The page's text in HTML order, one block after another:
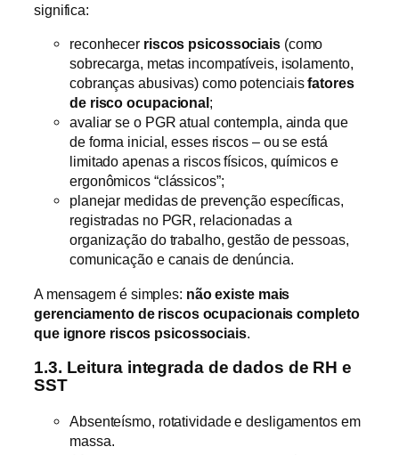
significa:
reconhecer riscos psicossociais(como
sobrecarga, metas incompatíveis, isolamento,
cobranças abusivas) como potenciaisfatores
de risco ocupacional ;
avaliar se o PGR atual contempla, ainda que
de forma inicial, esses riscos – ou se está
limitado apenas a riscos físicos, químicos e
ergonômicos “clássicos”;
planejar medidas de prevenção específicas,
registradas no PGR, relacionadas a
organização do trabalho, gestão de pessoas,
comunicação e canais de denúncia.
A mensagem é simples: não existe mais
gerenciamento de riscos ocupacionais completo
que ignore riscos psicossociais.
1.3. Leitura integrada de dados de RH e
SST
Absenteísmo, rotatividade e desligamentos em
massa.